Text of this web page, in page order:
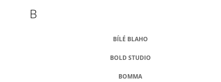
B
BÍLÉ BLAHO
BOLD STUDIO
BOMMA